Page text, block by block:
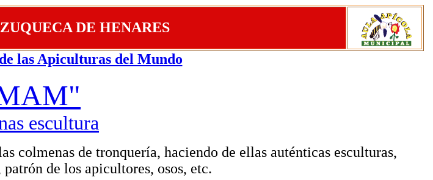
DE HENARES
las Apiculturas del Mundo
escultura
colmenas de tronquería, haciendo de ellas auténticas esculturas,
patrón de los apicultores, osos, etc.